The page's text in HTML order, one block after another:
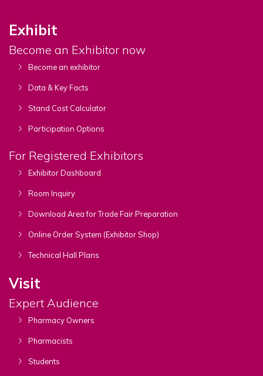
Exhibit
Become an Exhibitor now
Become an exhibitor
Data & Key Facts
Stand Cost Calculator
Participation Options
For Registered Exhibitors
Exhibitor Dashboard
Room Inquiry
Download Area for Trade Fair Preparation
Online Order System (Exhibitor Shop)
Technical Hall Plans
Visit
Expert Audience
Pharmacy Owners
Pharmacists
Students